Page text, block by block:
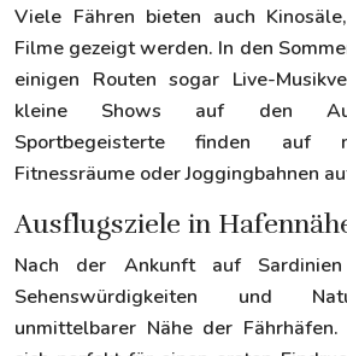
Viele Fähren bieten auch
Filme gezeigt werden. In den
einigen Routen sogar Live-
kleine Shows auf den
Sportbegeisterte finden auf
Fitnessräume oder Joggingbahnen
Ausflugsziele in
Nach der Ankunft auf
Sehenswürdigkeiten und
unmittelbarer Nähe der